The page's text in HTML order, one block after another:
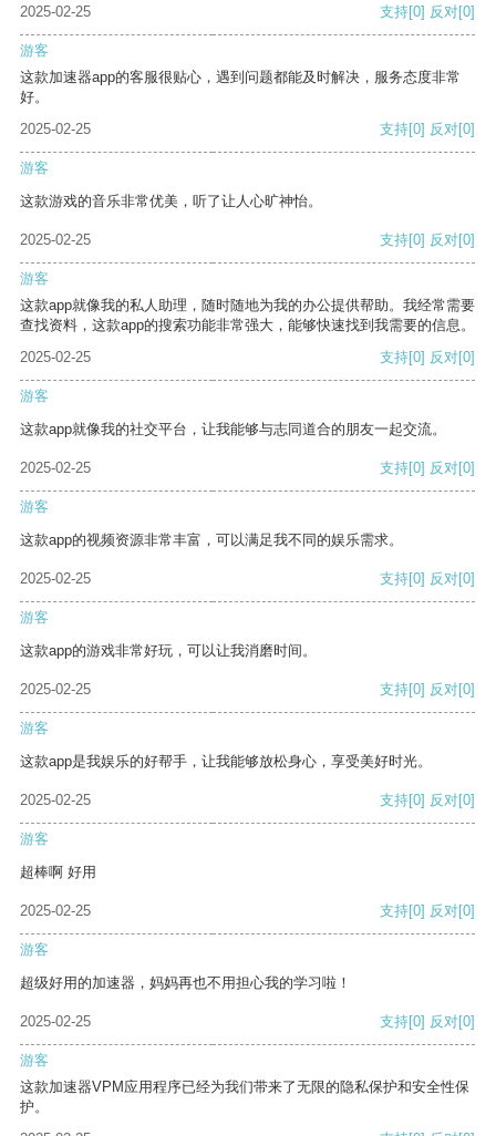
2025-02-25 支持[0] 反对[0]
游客
这款加速器app的客服很贴心，遇到问题都能及时解决，服务态度非常
好。
2025-02-25
支持[0] 反对[0]
游客
这款游戏的音乐非常优美，听了让人心旷神怡。
2025-02-25 支持[0] 反对[0]
游客
这款app就像我的私人助理，随时随地为我的办公提供帮助。我经常需要
查找资料，这款app的搜索功能非常强大，能够快速找到我需要的信息。
2025-02-25
支持[0] 反对[0]
游客
这款app就像我的社交平台，让我能够与志同道合的朋友一起交流。
2025-02-25 支持[0] 反对[0]
游客
这款app的视频资源非常丰富，可以满足我不同的娱乐需求。
2025-02-25 支持[0] 反对[0]
游客
这款app的游戏非常好玩，可以让我消磨时间。
2025-02-25 支持[0] 反对[0]
游客
这款app是我娱乐的好帮手，让我能够放松身心，享受美好时光。
2025-02-25 支持[0] 反对[0]
游客
超棒啊 好用
2025-02-25 支持[0] 反对[0]
游客
超级好用的加速器，妈妈再也不用担心我的学习啦！
2025-02-25 支持[0] 反对[0]
游客
这款加速器VPM应用程序已经为我们带来了无限的隐私保护和安全性保
护。